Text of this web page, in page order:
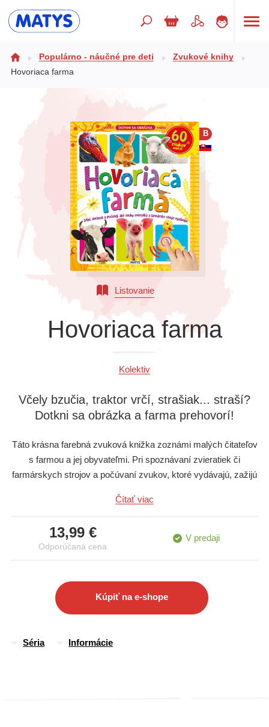
Doplnkový sortiment
Populárno - náučné pre deti
Výchova a pedagogika
Všetky kategórie
Populárno - náučné pre deti
Zvukové knihy
Hovoriaca farma
B
Listovanie
Hovoriaca farma
Kolektiv
Včely bzučia, traktor vrčí, strašiak... straší?
Dotkni sa obrázka a farma prehovorí!
Táto krásna farebná zvuková knižka zoznámi malých čitateľov
s farmou a jej obyvateľmi. Pri spoznávaní zvieratiek či
farmárskych strojov a počúvaní zvukov, ktoré vydávajú, zažijú
knihy a tie ožijú!
Čítať viac
13,99 €
Odporúčaná cena
V predaji
Kúpiť na e-shope
Séria Informácie